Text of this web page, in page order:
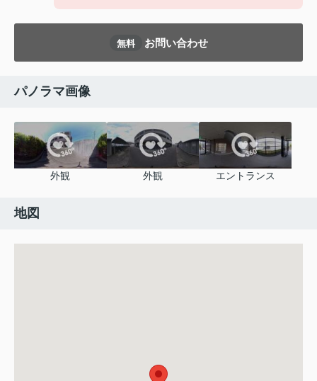
無料 お問い合わせ
パノラマ画像
外観 外観 エントランス
地図